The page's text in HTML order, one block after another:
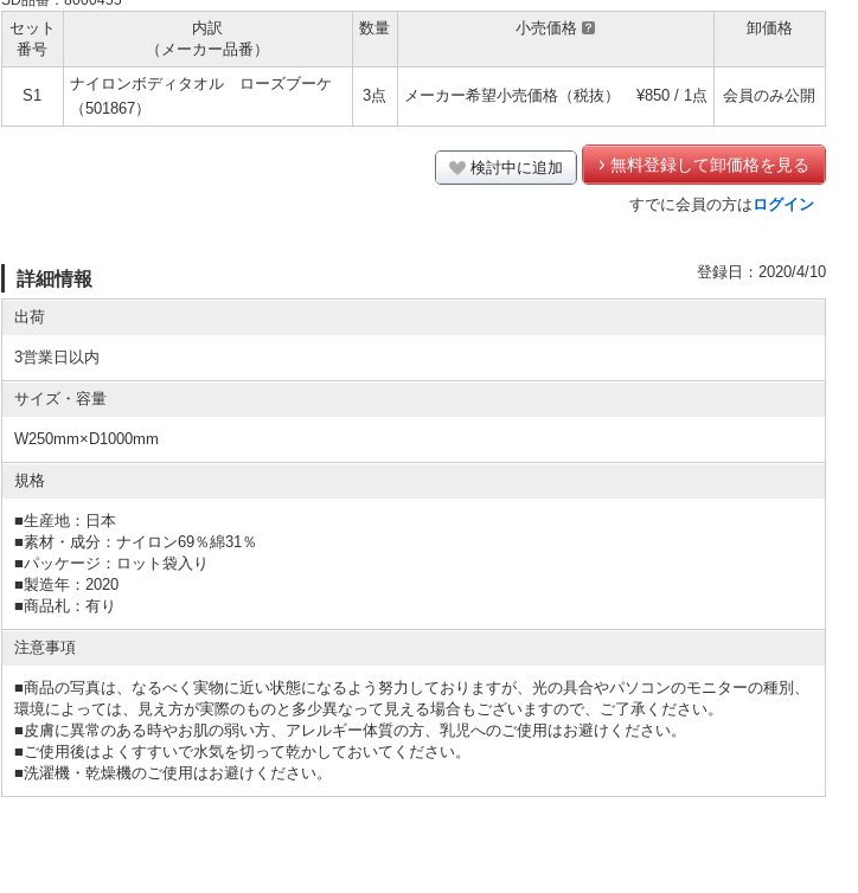
セット
番号
内訳
（メーカー品番）
数量 小売価格 卸価格
S1
ナイロンボディタオル ローズブーケ
（501867）
3点 メーカー希望小売価格（税抜） ¥850 / 1点 会員のみ公開
検討中に追加 無料登録して卸価格を見る
すでに会員の方は ログイン
詳細情報 登録日：2020/4/10
出荷
3営業日以内
サイズ・容量
W250mm×D1000mm
規格
■生産地：日本
■素材・成分：ナイロン69％綿31％
■パッケージ：ロット袋入り
■製造年：2020
■商品札：有り
注意事項
■商品の写真は、なるべく実物に近い状態になるよう努力しておりますが、光の具合やパソコンのモニターの種別、
環境によっては、見え方が実際のものと多少異なって見える場合もございますので、ご了承ください。
■皮膚に異常のある時やお肌の弱い方、アレルギー体質の方、乳児へのご使用はお避けください。
■ご使用後はよくすすいで水気を切って乾かしておいてください。
■洗濯機・乾燥機のご使用はお避けください。